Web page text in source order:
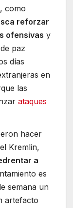
como
reforzar
ofensivas y
paz
días
en
las
ataques
hacer
Kremlin,
a
es
semana un
artefacto